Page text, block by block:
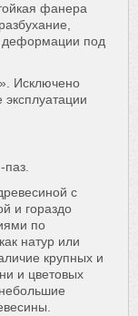
фанера
деформации под
Исключено
с
и гораздо
по
натур или
крупных и
и цветовых